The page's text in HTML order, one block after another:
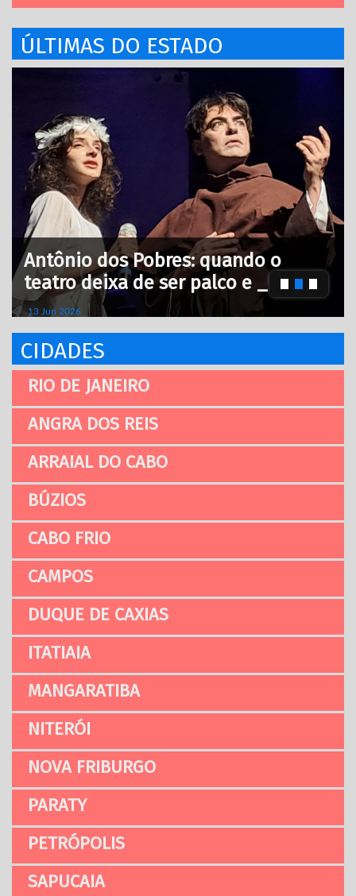
ÚLTIMAS DO ESTADO
Antônio dos Pobres: quando o
teatro deixa de ser palco e _
13 Jun 2026
CIDADES
RIO DE JANEIRO
ANGRA DOS REIS
ARRAIAL DO CABO
BÚZIOS
CABO FRIO
CAMPOS
DUQUE DE CAXIAS
ITATIAIA
MANGARATIBA
NITERÓI
NOVA FRIBURGO
PARATY
PETRÓPOLIS
SAPUCAIA